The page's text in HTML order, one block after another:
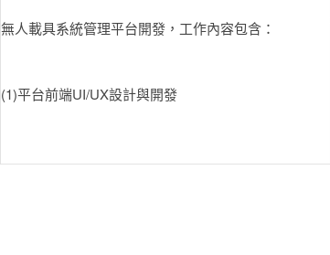
無人載具系統管理平台開發，工作內容包含：
(1)平台前端UI/UX設計與開發